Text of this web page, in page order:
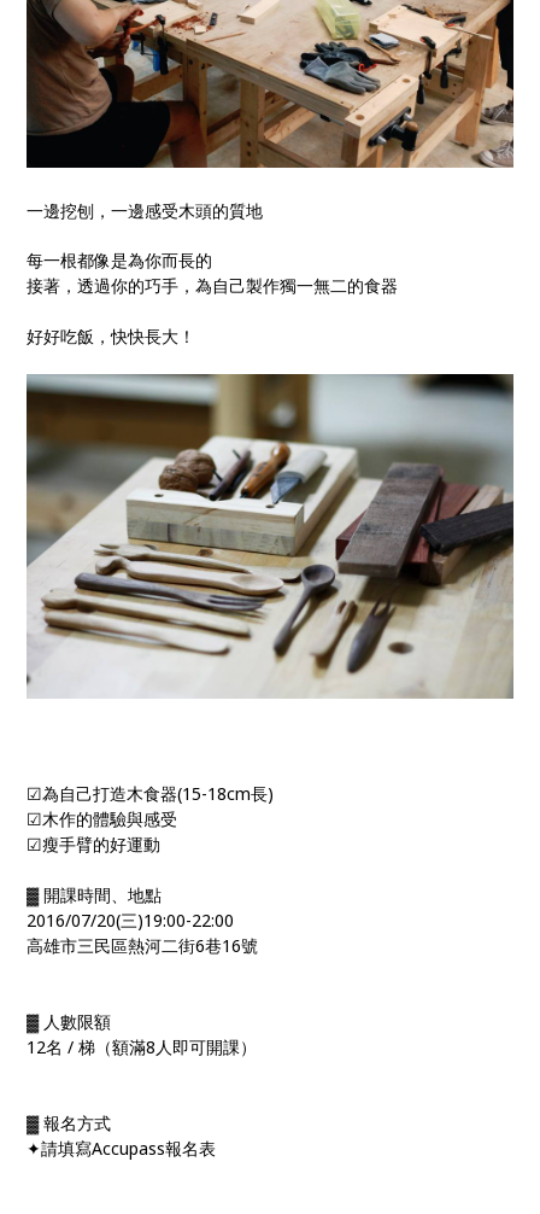
一邊挖刨，一邊感受木頭的質地
每一根都像是為你而長的
接著，透過你的巧手，為自己製作獨一無二的食器
好好吃飯，快快長大！
☑為自己打造木食器(15-18cm長)
☑木作的體驗與感受
☑瘦手臂的好運動
▓ 開課時間、地點
2016/07/20(三)19:00-22:00
高雄市三民區熱河二街6巷16號
▓ 人數限額
12名 / 梯（額滿8人即可開課）
▓ 報名方式
✦請填寫Accupass報名表